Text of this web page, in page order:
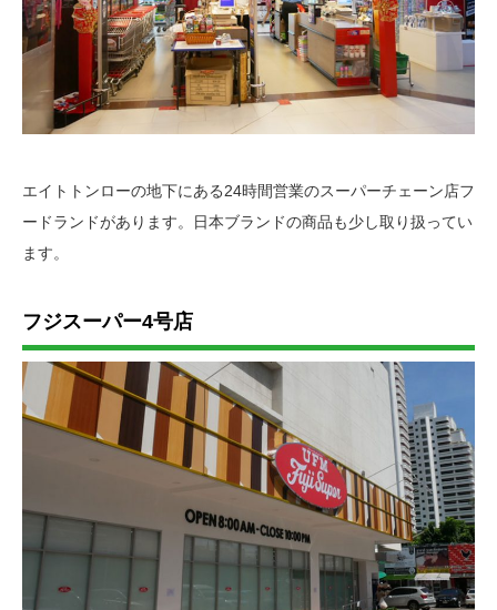
エイトトンローの地下にある24時間営業のスーパーチェーン店フ
ードランドがあります。日本ブランドの商品も少し取り扱ってい
ます。
フジスーパー4号店